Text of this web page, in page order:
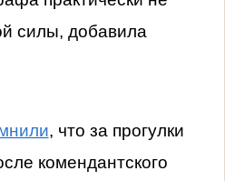
силы, добавила
, что за прогулки
комендантского